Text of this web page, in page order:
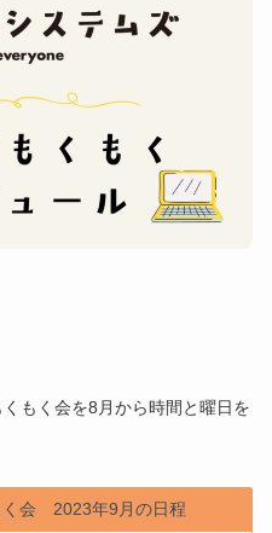
もく会を8月から時間と曜日を
く会 2023年9月の日程